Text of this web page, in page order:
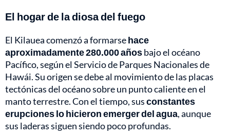
El hogar de la diosa del fuego
El Kilauea comenzó a formarsehace
aproximadamente 280.000 añosbajo el océano
Pacífico, según el Servicio de Parques Nacionales de
Hawái. Su origen se debe al movimiento de las placas
tectónicas del océano sobre un punto caliente en el
manto terrestre. Con el tiempo, susconstantes
erupciones lo hicieron emerger del agua, aunque
sus laderas siguen siendo poco profundas.